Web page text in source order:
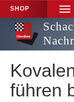
SHOP
führen